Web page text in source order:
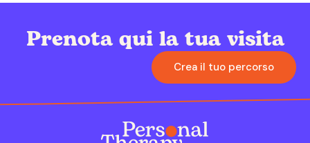
Prenota qui la tua visita
Crea il tuo percorso